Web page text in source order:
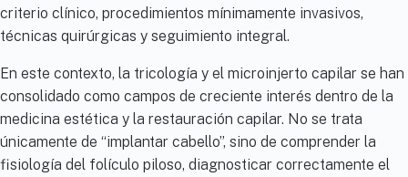
criterio clínico, procedimientos mínimamente invasivos,
técnicas quirúrgicas y seguimiento integral.
En este contexto, la tricología y el microinjerto capilar se han
consolidado como campos de creciente interés dentro de la
medicina estética y la restauración capilar. No se trata
únicamente de “implantar cabello”, sino de comprender la
fisiología del folículo piloso, diagnosticar correctamente el